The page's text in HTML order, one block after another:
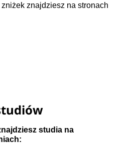
znajdziesz na stronach
studia na